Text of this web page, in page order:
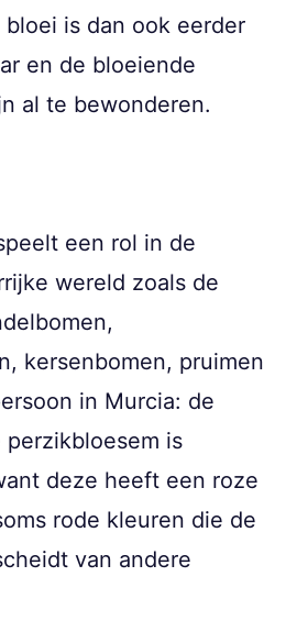
is dan ook eerder
en de bloeiende
al te bewonderen.
een rol in de
wereld zoals de
kersenbomen, pruimen
in Murcia: de
perzikbloesem is
deze heeft een roze
rode kleuren die de
van andere